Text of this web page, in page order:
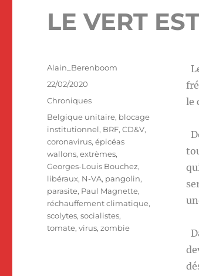
LE VERT
le
Auteur
Alain_Berenboom
Publié
le
22/02/2020
Catégories
Chroniques
Étiquettes
Belgique unitaire, blocage
institutionnel, BRF,CD&V,
coronavirus,épicéas
wallons,extrèmes,
Georges-Louis Bouchez,
libéraux, N-VA, pangolin,
parasite, Paul Magnette,
réchauffement climatique,
scolytes,socialistes,
tomate,virus,zombie